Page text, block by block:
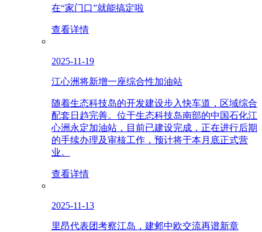
在“家门口”就能搞定啦
查看详情
2025-11-19
江心洲将新增一座综合性加油站
随着生态科技岛的开发建设步入快车道，区域综合
配套日趋完善。位于生态科技岛南部的中国石化江
心洲永定加油站，目前已建设完成，正在进行后期
的手续办理及审核工作，预计将于本月底正式营
业。
查看详情
2025-11-13
里昂代表团考察江岛，建邺中欧交流再谱新章